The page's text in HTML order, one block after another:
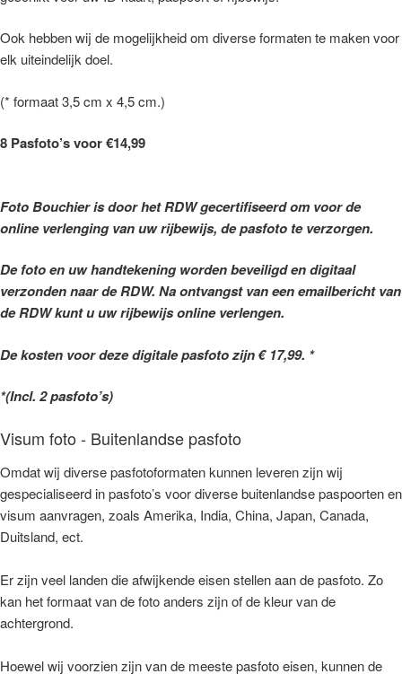
Ook hebben wij de mogelijkheid om diverse formaten te maken voor
elk uiteindelijk doel.
(* formaat 3,5 cm x 4,5 cm.)
8 Pasfoto’s voor €14,99
Foto Bouchier is door het RDW gecertifiseerd om voor de
online verlenging van uw rijbewijs, de pasfoto te verzorgen.
De foto en uw handtekening worden beveiligd en digitaal
verzonden naar de RDW. Na ontvangst van een emailbericht van
de RDW kunt u uw rijbewijs online verlengen.
De kosten voor deze digitale pasfoto zijn € 17,99. *
*(Incl. 2 pasfoto’s)
Visum foto - Buitenlandse pasfoto
Omdat wij diverse pasfotoformaten kunnen leveren zijn wij
gespecialiseerd in pasfoto’s voor diverse buitenlandse paspoorten en
visum aanvragen, zoals Amerika, India, China, Japan, Canada,
Duitsland, ect.
Er zijn veel landen die afwijkende eisen stellen aan de pasfoto. Zo
kan het formaat van de foto anders zijn of de kleur van de
achtergrond.
Hoewel wij voorzien zijn van de meeste pasfoto eisen, kunnen de